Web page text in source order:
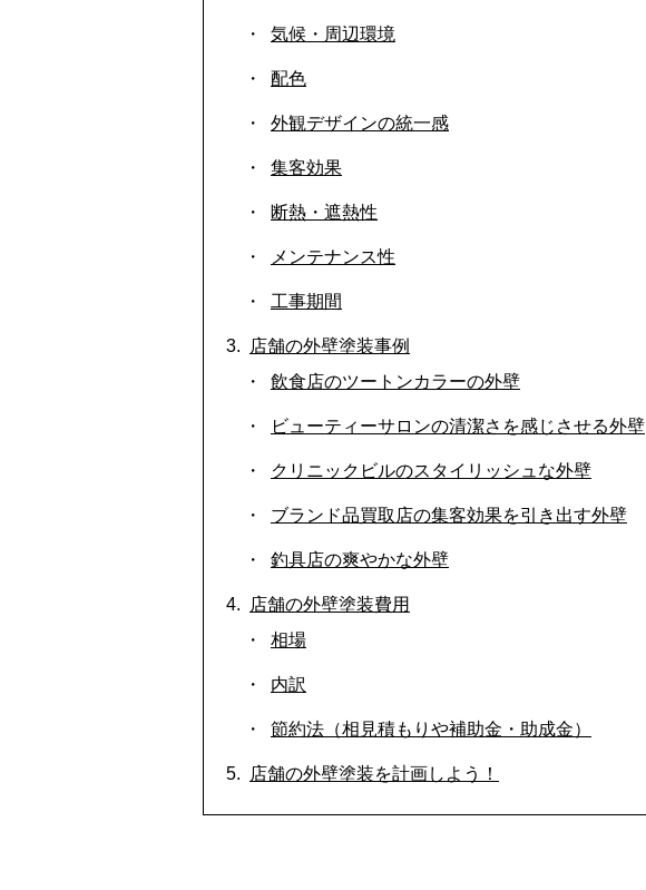
気候・周辺環境
配色
外観デザインの統一感
集客効果
断熱・遮熱性
メンテナンス性
工事期間
店舗の外壁塗装事例
飲食店のツートンカラーの外壁
ビューティーサロンの清潔さを感じさせる外壁
クリニックビルのスタイリッシュな外壁
ブランド品買取店の集客効果を引き出す外壁
釣具店の爽やかな外壁
店舗の外壁塗装費用
相場
内訳
節約法（相見積もりや補助金・助成金）
店舗の外壁塗装を計画しよう！